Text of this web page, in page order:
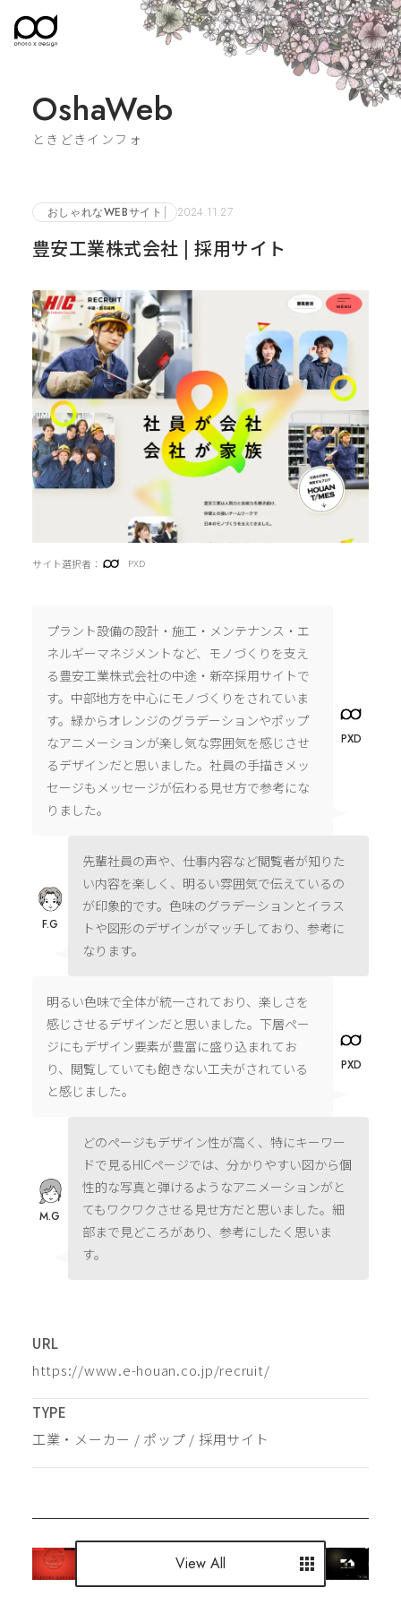
OshaWeb
ときどきインフォ
おしゃれなWEBサイト 2024.11.27
豊安工業株式会社 | 採用サイト
サイト選択者： PXD
プラント設備の設計・施工・メンテナンス・エ
ネルギーマネジメントなど、モノづくりを支え
る豊安工業株式会社の中途・新卒採用サイトで
す。中部地方を中心にモノづくりをされていま
す。緑からオレンジのグラデーションやポップ
なアニメーションが楽し気な雰囲気を感じさせ
るデザインだと思いました。社員の手描きメッ
セージもメッセージが伝わる見せ方で参考にな
りました。
PXD
先輩社員の声や、仕事内容など閲覧者が知りた
い内容を楽しく、明るい雰囲気で伝えているの
が印象的です。色味のグラデーションとイラス
トや図形のデザインがマッチしており、参考に
なります。
F.G
明るい色味で全体が統一されており、楽しさを
感じさせるデザインだと思いました。下層ペー
ジにもデザイン要素が豊富に盛り込まれてお
り、閲覧していても飽きない工夫がされている
と感じました。
PXD
どのページもデザイン性が高く、特にキーワー
ドで見るHICページでは、分かりやすい図から個
性的な写真と弾けるようなアニメーションがと
てもワクワクさせる見せ方だと思いました。細
部まで見どころがあり、参考にしたく思いま
す。
M.G
URL
https://www.e-houan.co.jp/recruit/
TYPE
工業・メーカー / ポップ / 採用サイト
View All